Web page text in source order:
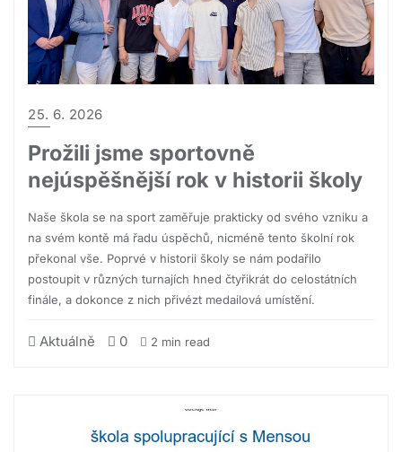
25. 6. 2026
Prožili jsme sportovně
nejúspěšnější rok v historii školy
Naše škola se na sport zaměřuje prakticky od svého vzniku a
na svém kontě má řadu úspěchů, nicméně tento školní rok
překonal vše. Poprvé v historii školy se nám podařilo
postoupit v různých turnajích hned čtyřikrát do celostátních
finále, a dokonce z nich přivézt medailová umístění.
Aktuálně 0 2 min read